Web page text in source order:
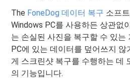
The FoneDog 데이터 복구 소프
Windows PC를 사용하든 상관없
는 손실된 사진을 복구할 수 있는
PC에 있는 데이터를 덮어쓰지
게 스크린샷 복구를 수행하는 데
의 기능입니다.